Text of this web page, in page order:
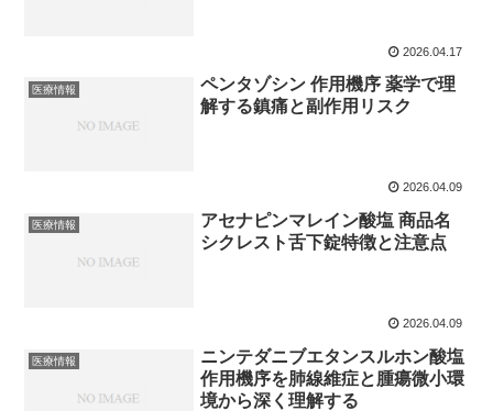
2026.04.17
医療情報
ペンタゾシン 作用機序 薬学で理
解する鎮痛と副作用リスク
2026.04.09
医療情報
アセナピンマレイン酸塩 商品名
シクレスト舌下錠特徴と注意点
2026.04.09
医療情報
ニンテダニブエタンスルホン酸塩
作用機序を肺線維症と腫瘍微小環
境から深く理解する